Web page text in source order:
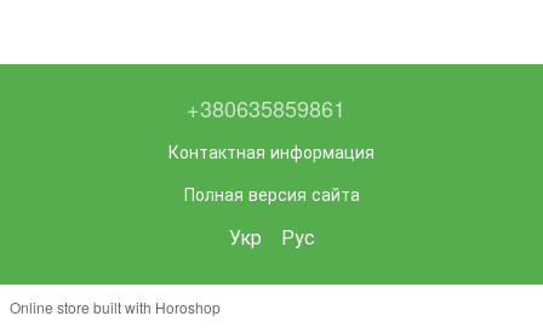
+380635859861
Контактная информация
Полная версия сайта
Укр Рус
Online store built with Horoshop